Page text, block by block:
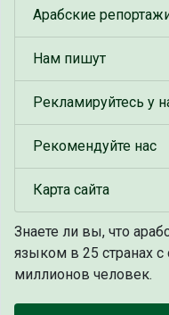
Арабские
Нам пишут
Рекламируйтесь у
Рекомендуйте нас
Карта сайта
Знаете ли вы, что
языком в 25 странах
миллионов человек.